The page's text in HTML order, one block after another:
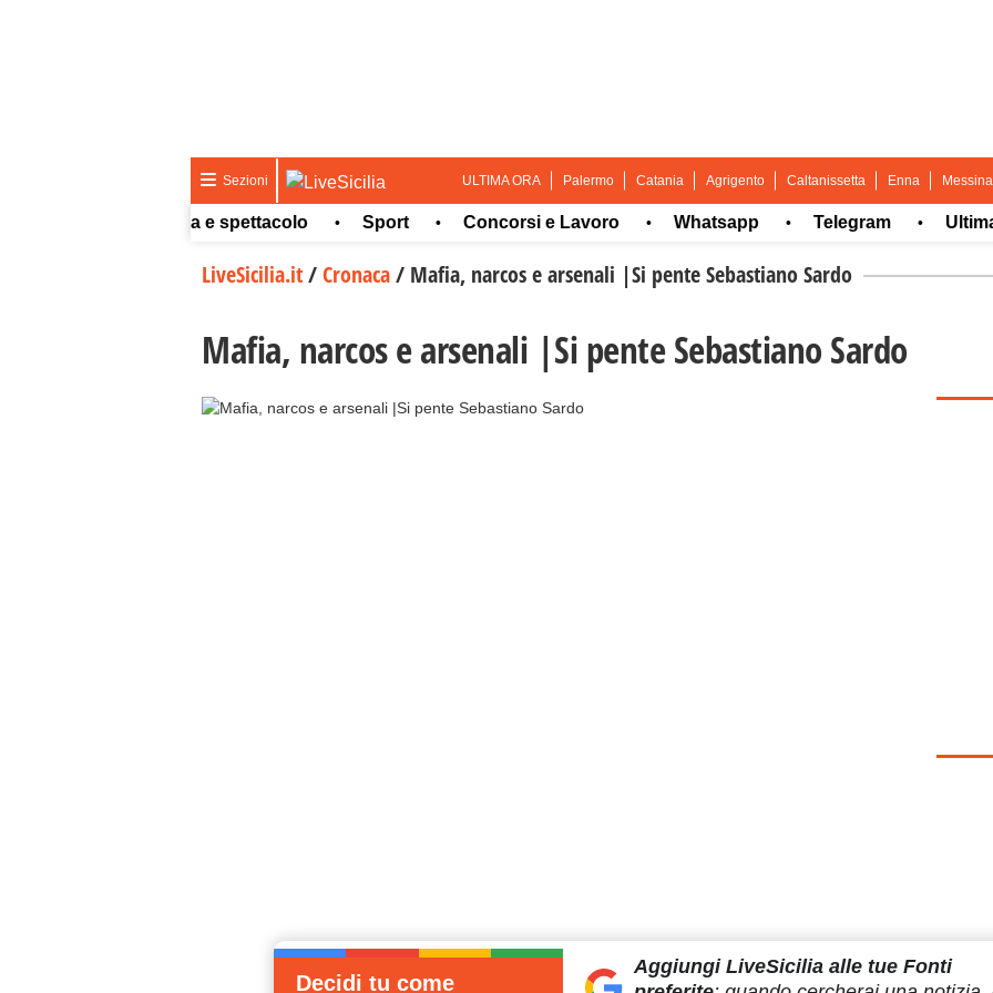
Sezioni ULTIMA ORA Palermo Catania Agrigento Caltanissetta Enna Messina
Cultura e spettacolo • Sport • Concorsi e Lavoro • Whatsapp • Telegram • Ultima ora
LiveSicilia.it/Cronaca/ Mafia, narcos e arsenali |Si pente Sebastiano Sardo
Mafia, narcos e arsenali |Si pente Sebastiano Sardo
Decidi tu come
Aggiungi LiveSiciliaalle tue Fonti